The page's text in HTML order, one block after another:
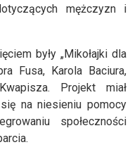
mężczyzn i
były „Mikołajki dla
Fusa, Karola Baciura,
Projekt miał
na niesieniu pomocy
społeczności